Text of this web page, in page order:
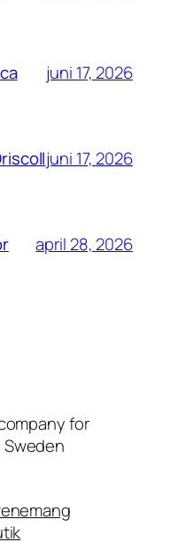
juni 17, 2026
juni 17, 2026
april 28, 2026
for